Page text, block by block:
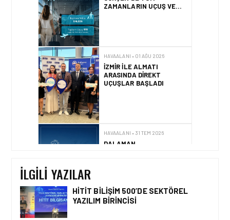
HAVAALANI • 01 AĞU 2026
HAVAALANI • 31 TEM 2026
DINKIRCI’DEN KONTROL
KULESI’NE ZIYARET
İLGILI YAZILAR
HITIT BILIŞIM 500’DE SEKTÖREL
YAZILIM BIRINCISI